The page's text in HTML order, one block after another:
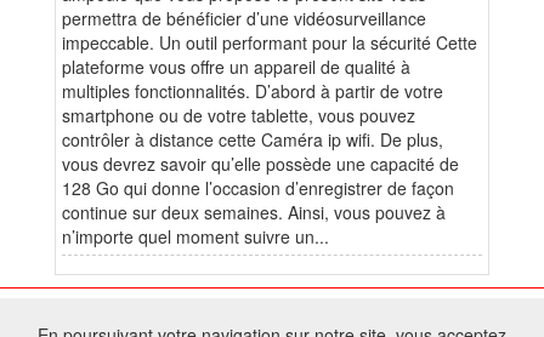
permettra de bénéficier d’une vidéosurveillance
impeccable. Un outil performant pour la sécurité Cette
plateforme vous offre un appareil de qualité à
multiples fonctionnalités. D’abord à partir de votre
smartphone ou de votre tablette, vous pouvez
contrôler à distance cette Caméra ip wifi. De plus,
vous devrez savoir qu’elle possède une capacité de
128 Go qui donne l’occasion d’enregistrer de façon
continue sur deux semaines. Ainsi, vous pouvez à
n’importe quel moment suivre un...